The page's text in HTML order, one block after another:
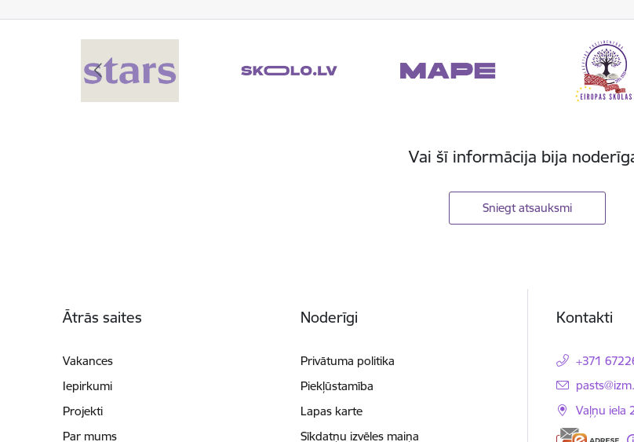
Vai šī informācija bija
Sniegt atsauksmi
Ātrās saites
Vakances
Iepirkumi
Projekti
Par mums
Noderīgi
Privātuma politika
Piekļūstamība
Lapas karte
Sīkdatņu izvēles maiņa
Kontakti
+371
E-pasts:
Vaļņu iela